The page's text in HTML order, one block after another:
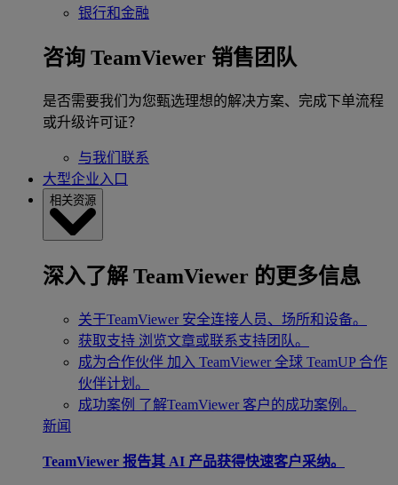
银行和金融
咨询 TeamViewer 销售团队
是否需要我们为您甄选理想的解决方案、完成下单流程
或升级许可证？
与我们联系
大型企业入口
相关资源
深入了解 TeamViewer 的更多信息
关于TeamViewer 安全连接人员、场所和设备。
获取支持 浏览文章或联系支持团队。
成为合作伙伴 加入 TeamViewer 全球 TeamUP 合作
伙伴计划。
成功案例 了解TeamViewer 客户的成功案例。
新闻
TeamViewer 报告其 AI 产品获得快速客户采纳。